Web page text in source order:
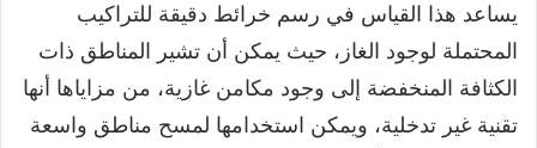
يساعد هذا القياس في رسم خرائط دقيقة للتراكيب
المحتملة لوجود الغاز، حيث يمكن أن تشير المناطق ذات
الكثافة المنخفضة إلى وجود مكامن غازية، من مزاياها أنها
تقنية غير تدخلية، ويمكن استخدامها لمسح مناطق واسعة